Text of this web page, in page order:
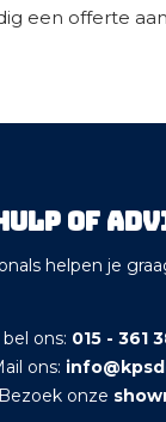
een offerte
of
helpen je
bel ons: 015 - 361
ons:
Bezoek onze